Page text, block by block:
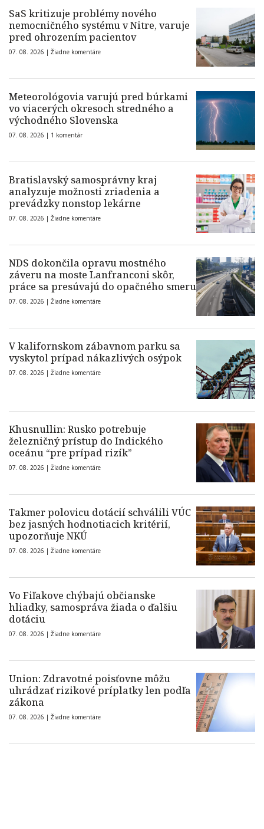
SaS kritizuje problémy nového
nemocničného systému v Nitre, varuje
pred ohrozením pacientov
07. 08. 2026 | Žiadne komentáre
Meteorológovia varujú pred búrkami
vo viacerých okresoch stredného a
východného Slovenska
07. 08. 2026 | 1 komentár
Bratislavský samosprávny kraj
analyzuje možnosti zriadenia a
prevádzky nonstop lekárne
07. 08. 2026 | Žiadne komentáre
NDS dokončila opravu mostného
záveru na moste Lanfranconi skôr,
práce sa presúvajú do opačného smeru
07. 08. 2026 | Žiadne komentáre
V kalifornskom zábavnom parku sa
vyskytol prípad nákazlivých osýpok
07. 08. 2026 | Žiadne komentáre
Khusnullin: Rusko potrebuje
železničný prístup do Indického
oceánu “pre prípad rizík”
07. 08. 2026 | Žiadne komentáre
Takmer polovicu dotácií schválili VÚC
bez jasných hodnotiacich kritérií,
upozorňuje NKÚ
07. 08. 2026 | Žiadne komentáre
Vo Fiľakove chýbajú občianske
hliadky, samospráva žiada o ďalšiu
dotáciu
07. 08. 2026 | Žiadne komentáre
Union: Zdravotné poisťovne môžu
uhrádzať rizikové príplatky len podľa
zákona
07. 08. 2026 | Žiadne komentáre